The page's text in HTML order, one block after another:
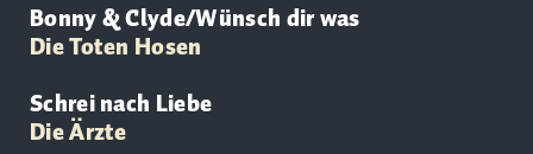
Bonny & Clyde/Wünsch dir was
Die Toten Hosen
Schrei nach Liebe
DieÄrzte